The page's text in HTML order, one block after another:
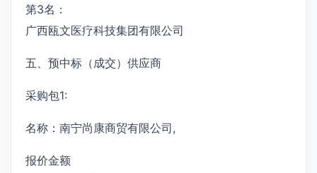
第3名：
广西瓯文医疗科技集团有限公司
五、预中标（成交）供应商
采购包1:
名称：南宁尚康商贸有限公司,
报价金额